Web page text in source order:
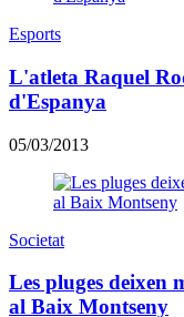
Esports
L'atleta Raquel
d'Espanya
05/03/2013
Societat
Les pluges deixen
al Baix Montseny